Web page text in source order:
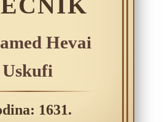
Hevai
Uskufi
1631.